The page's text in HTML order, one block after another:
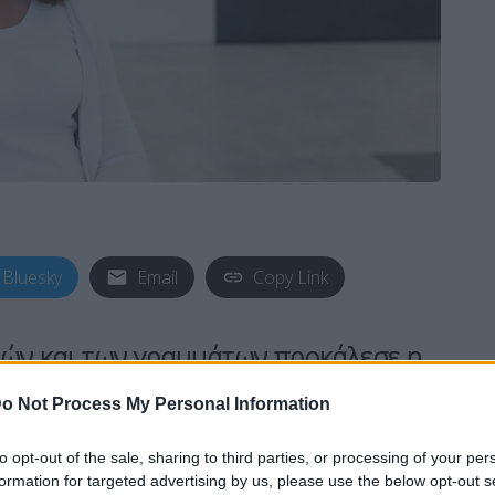
Not Process My Personal Information
opt-out of the sale, sharing to third parties, or processing of your
for targeted advertising by us, please use the below opt-out
Bluesky Email Copy Link
και των γραμμάτων προκάλεσε η
την Άννα Καφέτση με την παρακάτω